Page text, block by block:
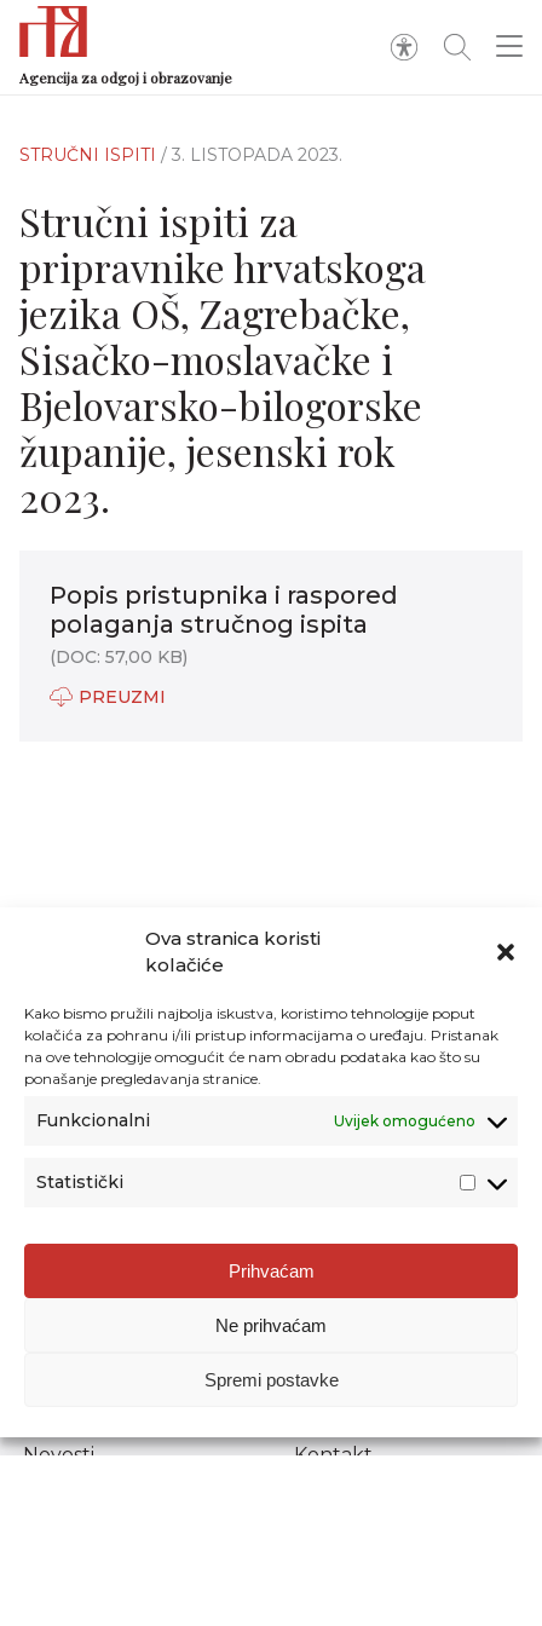
Ova stranica koristi
kolačiće
Kako bismo pružili najbolja iskustva, koristimo tehnologije poput
kolačića za pohranu i/ili pristup informacijama o uređaju. Pristanak
na ove tehnologije omogućit će nam obradu podataka kao što su
ponašanje pregledavanja stranice.
Funkcionalni Uvijek omogućeno
Statistički
Prihvaćam
Ne prihvaćam
Spremi postavke
Agencija za odgoj i obrazovanje
STRUČNI ISPITI / 3. LISTOPADA 2023.
Stručni ispiti za
pripravnike hrvatskoga
jezika OŠ, Zagrebačke,
Sisačko-moslavačke i
Bjelovarsko-bilogorske
županije, jesenski rok
2023.
Popis pristupnika i raspored
polaganja stručnog ispita
(DOC: 57,00 KB)
PREUZMI
Agencija za odgoj i obrazovanje
Donje Svetice 38, 10000 Zagreb
1778129
Prenošenje sadržaja dopušteno je uz navođenje izvora.
Novosti
Kontakt